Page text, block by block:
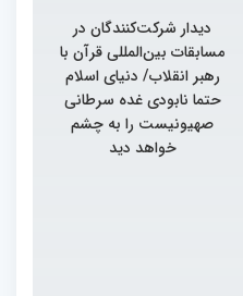
دیدار شرکت‌کنندگان در
مسابقات بین‌المللی قرآن با
رهبر انقلاب/ دنیای اسلام
حتما نابودی غده سرطانی
صهیونیست را به چشم
خواهد دید